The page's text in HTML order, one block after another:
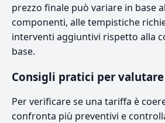
prezzo finale può variare in base
componenti, alle tempistiche
interventi aggiuntivi rispetto alla
base.
Consigli pratici per
Per verificare se una tariffa è
confronta più preventivi e